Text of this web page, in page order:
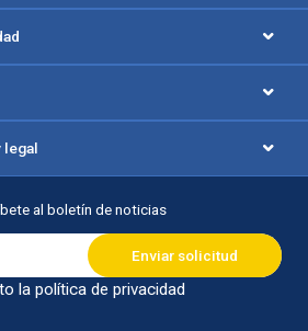
legal
al boletín de noticias
la política de privacidad